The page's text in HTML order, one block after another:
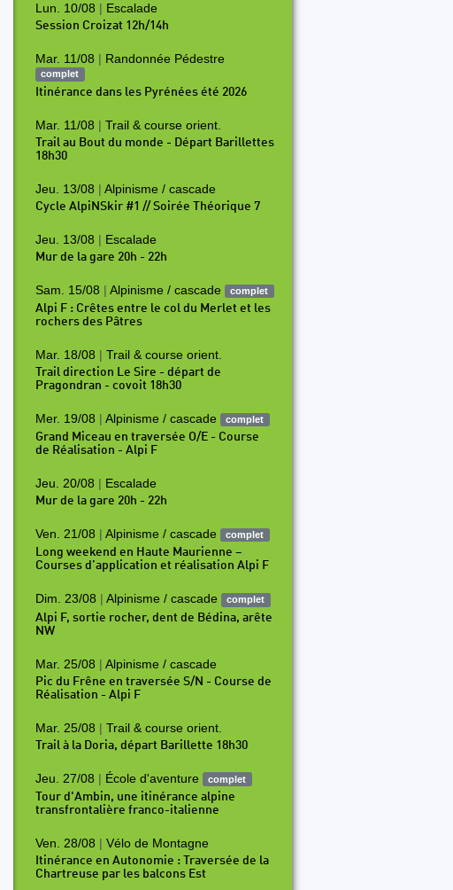
Lun. 10/08 | Escalade
Session Croizat 12h/14h
Mar. 11/08 | Randonnée Pédestre
complet
Itinérance dans les Pyrénées été 2026
Mar. 11/08 | Trail & course orient.
Trail au Bout du monde - Départ Barillettes
18h30
Jeu. 13/08 | Alpinisme / cascade
Cycle AlpiNSkir #1 // Soirée Théorique 7
Jeu. 13/08 | Escalade
Mur de la gare 20h - 22h
Sam. 15/08 | Alpinisme / cascade complet
Alpi F : Crêtes entre le col du Merlet et les
rochers des Pâtres
Mar. 18/08 | Trail & course orient.
Trail direction Le Sire - départ de
Pragondran - covoit 18h30
Mer. 19/08 | Alpinisme / cascade complet
Grand Miceau en traversée O/E - Course
de Réalisation - Alpi F
Jeu. 20/08 | Escalade
Mur de la gare 20h - 22h
Ven. 21/08 | Alpinisme / cascade complet
Long weekend en Haute Maurienne –
Courses d’application et réalisation Alpi F
Dim. 23/08 | Alpinisme / cascade complet
Alpi F, sortie rocher, dent de Bédina, arête
NW
Mar. 25/08 | Alpinisme / cascade
Pic du Frêne en traversée S/N - Course de
Réalisation - Alpi F
Mar. 25/08 | Trail & course orient.
Trail à la Doria, départ Barillette 18h30
Jeu. 27/08 | École d'aventure complet
Tour d'Ambin, une itinérance alpine
transfrontalière franco-italienne
Ven. 28/08 | Vélo de Montagne
Itinérance en Autonomie : Traversée de la
Chartreuse par les balcons Est